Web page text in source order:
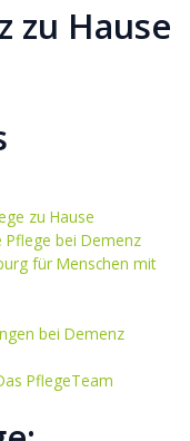
zu Hause
zu Hause
Pflege bei Demenz
für Menschen mit
bei Demenz
PflegeTeam